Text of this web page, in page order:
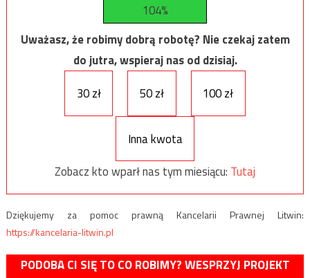
104%
Uważasz, że robimy dobrą robotę? Nie czekaj zatem
do jutra, wspieraj nas od dzisiaj.
30 zł
50 zł 100 zł
Inna kwota
Zobacz kto wparł nas tym miesiącu: Tutaj
Dziękujemy za pomoc prawną Kancelarii Prawnej Litwin:
https://kancelaria-litwin.pl
PODOBA CI SIĘ TO CO ROBIMY? WESPRZYJ PROJEKT